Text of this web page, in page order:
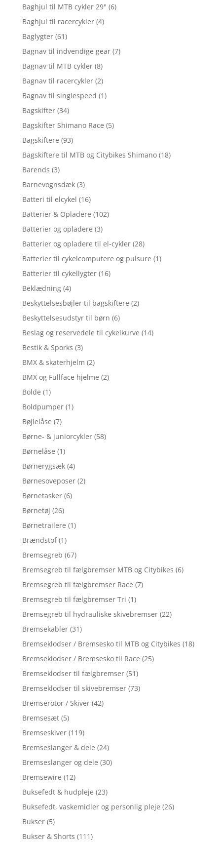
Baghjul til MTB cykler 29" (6)
Baghjul til racercykler (4)
Baglygter (61)
Bagnav til indvendige gear (7)
Bagnav til MTB cykler (8)
Bagnav til racercykler (2)
Bagnav til singlespeed (1)
Bagskifter (34)
Bagskifter Shimano Race (5)
Bagskiftere (93)
Bagskiftere til MTB og Citybikes Shimano (18)
Barends (3)
Barnevognsdæk (3)
Batteri til elcykel (16)
Batterier & Opladere (102)
Batterier og opladere (3)
Batterier og opladere til el-cykler (28)
Batterier til cykelcomputere og pulsure (1)
Batterier til cykellygter (16)
Beklædning (4)
Beskyttelsesbøjler til bagskiftere (2)
Beskyttelsesudstyr til børn (6)
Beslag og reservedele til cykelkurve (14)
Bestik & Sporks (3)
BMX & skaterhjelm (2)
BMX og Fullface hjelme (2)
Bolde (1)
Boldpumper (1)
Bøjlelåse (7)
Børne- & juniorcykler (58)
Børnelåse (1)
Børnerygsæk (4)
Børnesoveposer (2)
Børnetasker (6)
Børnetøj (26)
Børnetrailere (1)
Brændstof (1)
Bremsegreb (67)
Bremsegreb til fælgbremser MTB og Citybikes (6)
Bremsegreb til fælgbremser Race (7)
Bremsegreb til fælgbremser Tri (1)
Bremsegreb til hydrauliske skivebremser (22)
Bremsekabler (31)
Bremseklodser / Bremsesko til MTB og Citybikes (18)
Bremseklodser / Bremsesko til Race (25)
Bremseklodser til fælgbremser (51)
Bremseklodser til skivebremser (73)
Bremserotor / Skiver (42)
Bremsesæt (5)
Bremseskiver (119)
Bremseslanger & dele (24)
Bremseslanger og dele (30)
Bremsewire (12)
Buksefedt & hudpleje (23)
Buksefedt, vaskemidler og personlig pleje (26)
Bukser (5)
Bukser & Shorts (111)